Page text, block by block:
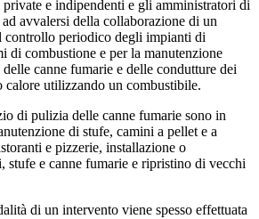
e indipendenti e gli amministratori di
avvalersi della collaborazione di un
controllo periodico degli impianti di
di combustione e per la manutenzione
canne fumarie e delle condutture dei
calore utilizzando un combustibile.
di pulizia delle canne fumarie sono in
di stufe, camini a pellet e a
e pizzerie, installazione o
stufe e canne fumarie e ripristino di vecchi
di un intervento viene spesso effettuata